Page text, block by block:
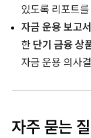
있도록 리포트
자금 운용 보고
한 단기 금융 상
자금 운용 의사
자주 묻는